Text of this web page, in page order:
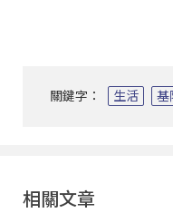
關鍵字： 生活 基
相關文章